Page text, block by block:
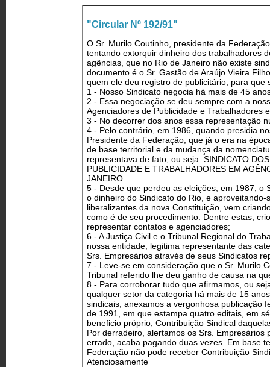
"Circular Nº 192/91"
O Sr. Murilo Coutinho, presidente da
tentando extorquir dinheiro dos trabalhadores
agências, que no Rio de Janeiro não existe
documento é o Sr. Gastão de Araújo Vieira
quem ele deu registro de publicitário, para
1 - Nosso Sindicato negocia há mais de 45
2 - Essa negociação se deu sempre com a
Agenciadores de Publicidade e Trabalhadores
3 - No decorrer dos anos essa representação
4 - Pelo contrário, em 1986, quando presidia
Presidente da Federação, que já o era na
de base territorial e da mudança da
representava de fato, ou seja: SINDICATO
PUBLICIDADE E TRABALHADORES EM
JANEIRO.
5 - Desde que perdeu as eleições, em 1987, o
o dinheiro do Sindicato do Rio, e
liberalizantes da nova Constituição, vem
como é de seu procedimento. Dentre estas,
representar contatos e agenciadores;
6 - A Justiça Civil e o Tribunal Regional do
nossa entidade, legitima representante das
Srs. Empresários através de seus Sindicatos
7 - Leve-se em consideração que o Sr. Murilo
Tribunal referido lhe deu ganho de causa na
8 - Para corroborar tudo que afirmamos, ou
qualquer setor da categoria há mais de 15
sindicais, anexamos a vergonhosa publicação
de 1991, em que estampa quatro editais, em
beneficio próprio, Contribuição Sindical
Por derradeiro, alertamos os Srs.
errado, acaba pagando duas vezes. Em base
Federação não pode receber Contribuição
Atenciosamente